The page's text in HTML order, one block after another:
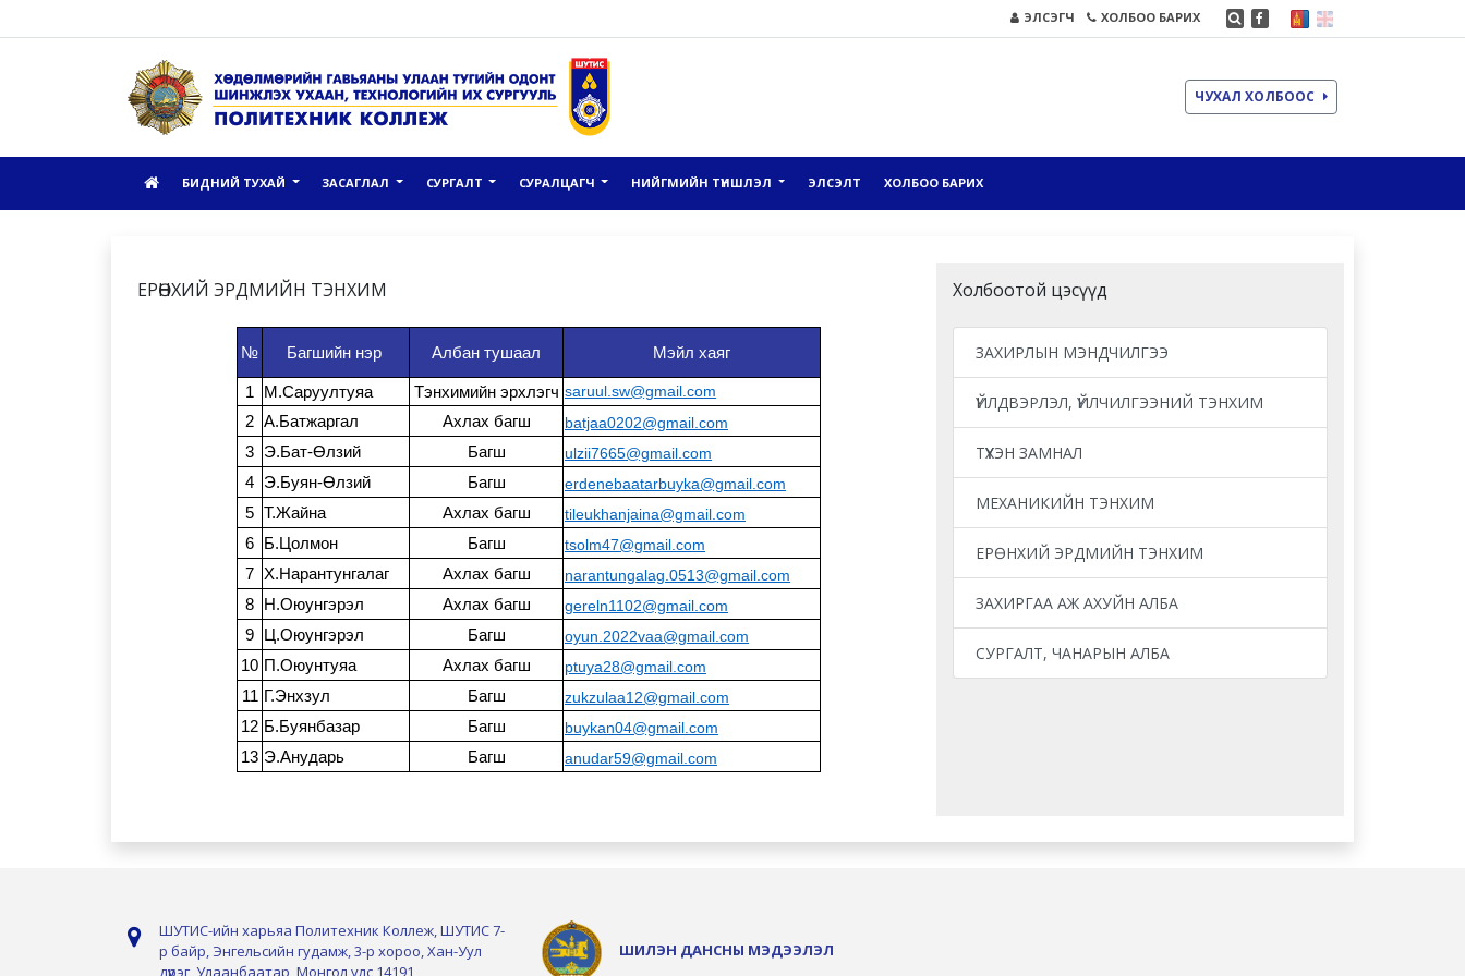
ЭЛСЭГЧ ХОЛБОО БАРИХ
ЧУХАЛ ХОЛБООС
БИДНИЙ ТУХАЙ ЗАСАГЛАЛ СУРГАЛТ СУРАЛЦАГЧ НИЙГМИЙН ТҮНШЛЭЛ ЭЛСЭЛТ ХОЛБОО БАРИХ
ЕРӨНХИЙ ЭРДМИЙН ТЭНХИМ
№ Багшийн нэр Албан тушаал Мэйл хаяг
1 М.Саруултуяа Тэнхимийн эрхлэгч saruul.sw@gmail.com
2 А.Батжаргал Ахлах багш batjaa0202@gmail.com
3 Э.Бат-Өлзий Багш ulzii7665@gmail.com
4 Э.Буян-Өлзий Багш erdenebaatarbuyka@gmail.com
5 Т.Жайна Ахлах багш tileukhanjaina@gmail.com
6 Б.Цолмон Багш tsolm47@gmail.com
7 Х.Нарантунгалаг Ахлах багш narantungalag.0513@gmail.com
8 Н.Оюунгэрэл Ахлах багш gereln1102@gmail.com
9 Ц.Оюунгэрэл Багш oyun.2022vaa@gmail.com
10 П.Оюунтуяа Ахлах багш ptuya28@gmail.com
11 Г.Энхзул Багш zukzulaa12@gmail.com
12 Б.Буянбазар Багш buykan04@gmail.com
13 Э.Анударь Багш anudar59@gmail.com
Холбоотой цэсүүд
ЗАХИРЛЫН МЭНДЧИЛГЭЭ
ҮЙЛДВЭРЛЭЛ, ҮЙЛЧИЛГЭЭНИЙ ТЭНХИМ
ТҮҮХЭН ЗАМНАЛ
МЕХАНИКИЙН ТЭНХИМ
ЕРӨНХИЙ ЭРДМИЙН ТЭНХИМ
ЗАХИРГАА АЖ АХУЙН АЛБА
СУРГАЛТ, ЧАНАРЫН АЛБА
ШУТИС-ийн харьяа Политехник Коллеж, ШУТИС 7-
р байр, Энгельсийн гудамж, 3-р хороо, Хан-Уул
дүүрэг, Улаанбаатар, Монгол улс 14191
ШИЛЭН ДАНСНЫ МЭДЭЭЛЭЛ